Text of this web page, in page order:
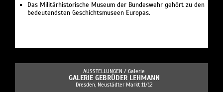
Das Militärhistorische Museum der Bundeswehr gehört zu den
bedeutendsten Geschichtsmuseen Europas.
AUSSTELLUNGEN / Galerie
GALERIE GEBRÜDER LEHMANN
Dresden, Neustädter Markt 11/12